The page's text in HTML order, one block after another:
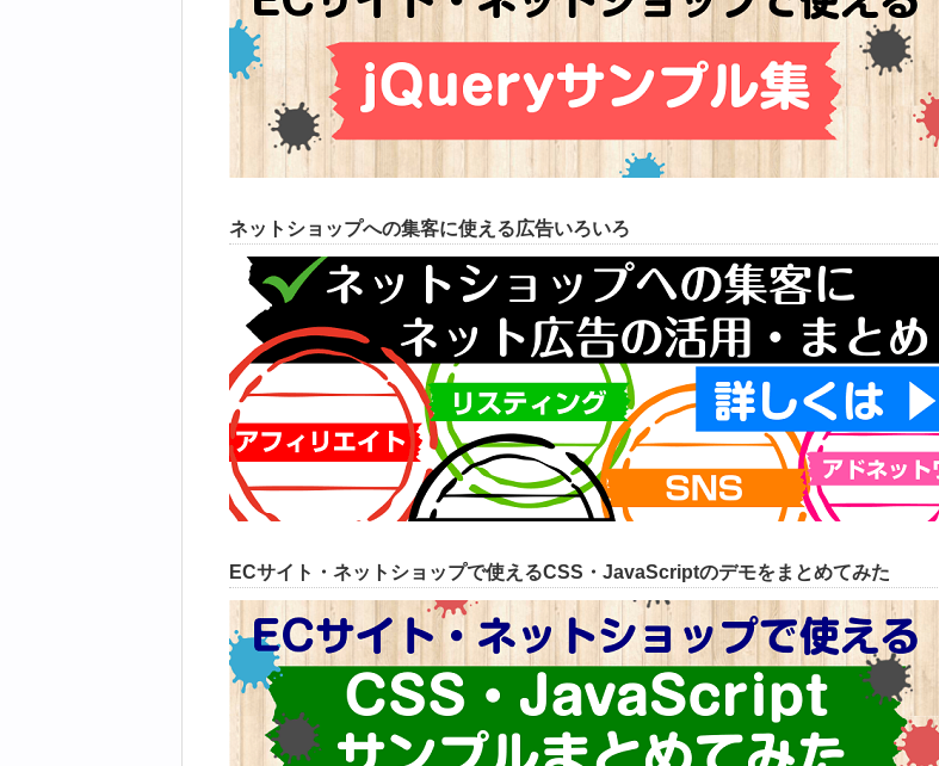
ネットショップへの集客に使える広告いろいろ
ECサイト・ネットショップで使えるCSS・JavaScriptのデモをまとめてみた